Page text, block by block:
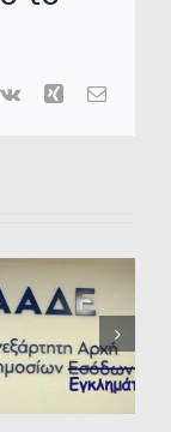
Vk Xing Email